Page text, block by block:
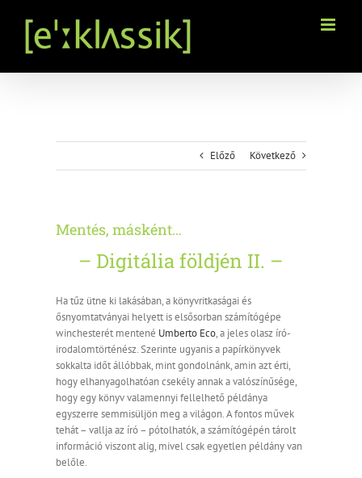
Előző Következő
Mentés, másként…
– Digitália földjén II. –
Ha tűz ütne ki lakásában, a könyvritkaságai és
ősnyomtatványai helyett is elsősorban számítógépe
winchesterét mentené Umberto Eco, a jeles olasz író-
irodalomtörténész. Szerinte ugyanis a papírkönyvek
sokkalta időt állóbbak, mint gondolnánk, amin azt érti,
hogy elhanyagolhatóan csekély annak a valószínűsége,
hogy egy könyv valamennyi fellelhető példánya
egyszerre semmisüljön meg a világon. A fontos művek
tehát – vallja az író – pótolhatók, a számítógépén tárolt
információ viszont alig, mivel csak egyetlen példány van
belőle.